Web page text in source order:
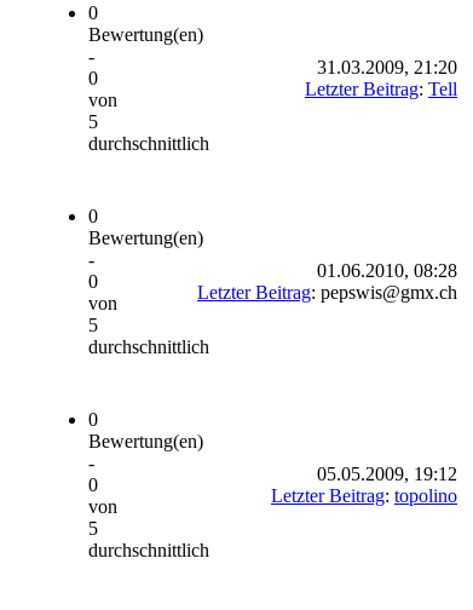
0
Bewertung(en)
-
0
von
5
durchschnittlich
31.03.2009, 21:20
Letzter Beitrag: Tell
0
Bewertung(en)
-
0
von
5
durchschnittlich
01.06.2010, 08:28
Letzter Beitrag: pepswis@gmx.ch
0
Bewertung(en)
-
0
von
5
durchschnittlich
05.05.2009, 19:12
Letzter Beitrag: topolino